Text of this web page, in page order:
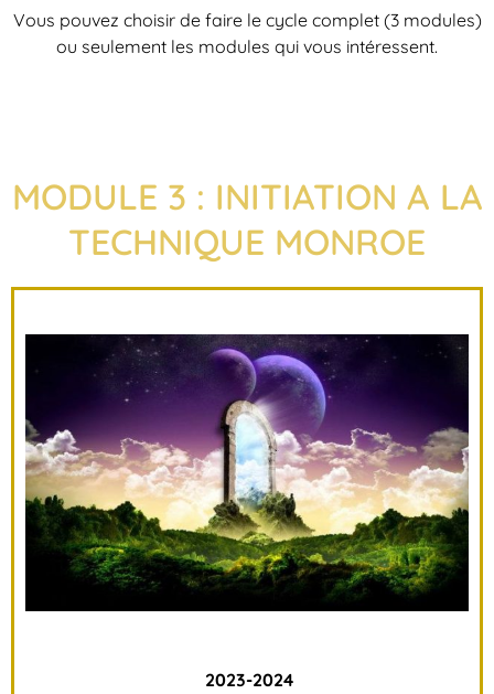
Vous pouvez choisir de faire le cycle complet (3 modules)
ou seulement les modules qui vous intéressent.
MODULE 3 : INITIATION A LA
TECHNIQUE MONROE
2023-2024